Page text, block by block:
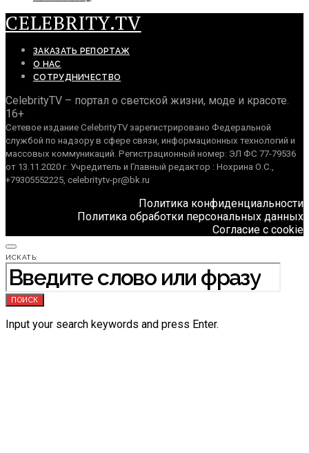
CELEBRITY.TV
ЗАКАЗАТЬ РЕПОРТАЖ
О НАС
СОТРУДНИЧЕСТВО
CelebrityTV – портал о светской жизни, моде и красоте.
16+
Сетевое издание CelebrityTV зарегистрировано Федеральной
службой по надзору в сфере связи, информационных технологий и
массовых коммуникаций. Регистрационный номер: ЭЛ ФС 77-79536
от 13.11.2020 г. Учредитель и Главный редактор : Нохрина О.С.,
+79305552225, celebritytv-pr@bk.ru
Политика конфиденциальности
Политика обработки персональных данных
Согласие с cookie
ИСКАТЬ:
ПОИСК
Input your search keywords and press Enter.